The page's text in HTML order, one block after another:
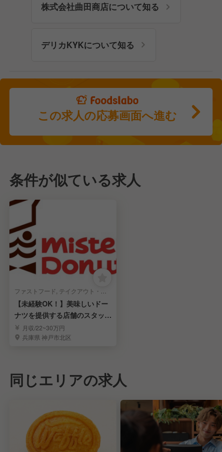
株式会社曲田商店について知る
デリカKYKについて知る
この求人の応募画面へ進む
条件が似ている求人
ファストフード, テイクアウト・惣菜・弁当屋 | レストランサービス・ホールスタッフ
【未経験OK！】美味しいドー
ナツを提供する店舗のスタッフ
募集！
月収/22~30万円
兵庫県 神戸市北区
同じエリアの求人